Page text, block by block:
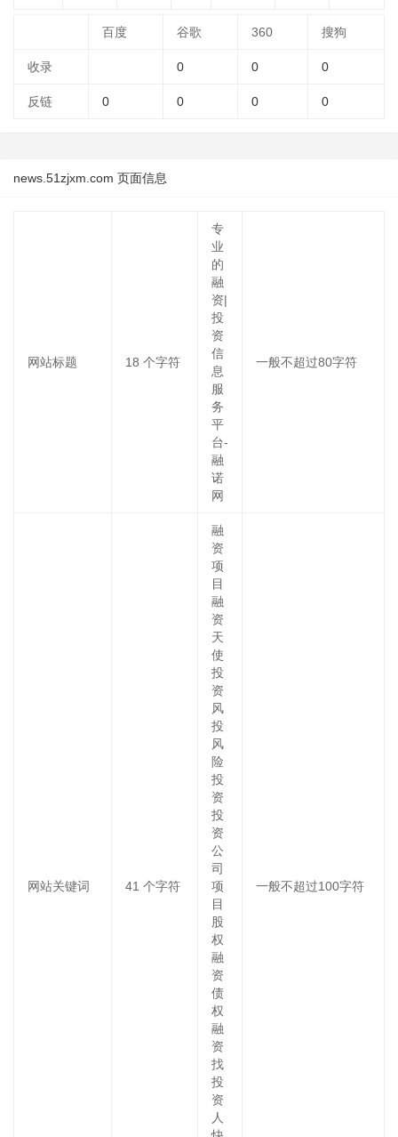
百度 谷歌 360 搜狗
收录 0 0 0
反链 0 0 0 0
news.51zjxm.com 页面信息
网站标题 18 个字符
专
业
的
融
资|
投
资
信
息
服
务
平
台-
融
诺
网
一般不超过80字符
网站关键词 41 个字符
融
资
项
目
融
资
天
使
投
资
风
投
风
险
投
资
投
资
公
司
项
目
股
权
融
资
债
权
融
资
找
投
资
人
一般不超过100字符